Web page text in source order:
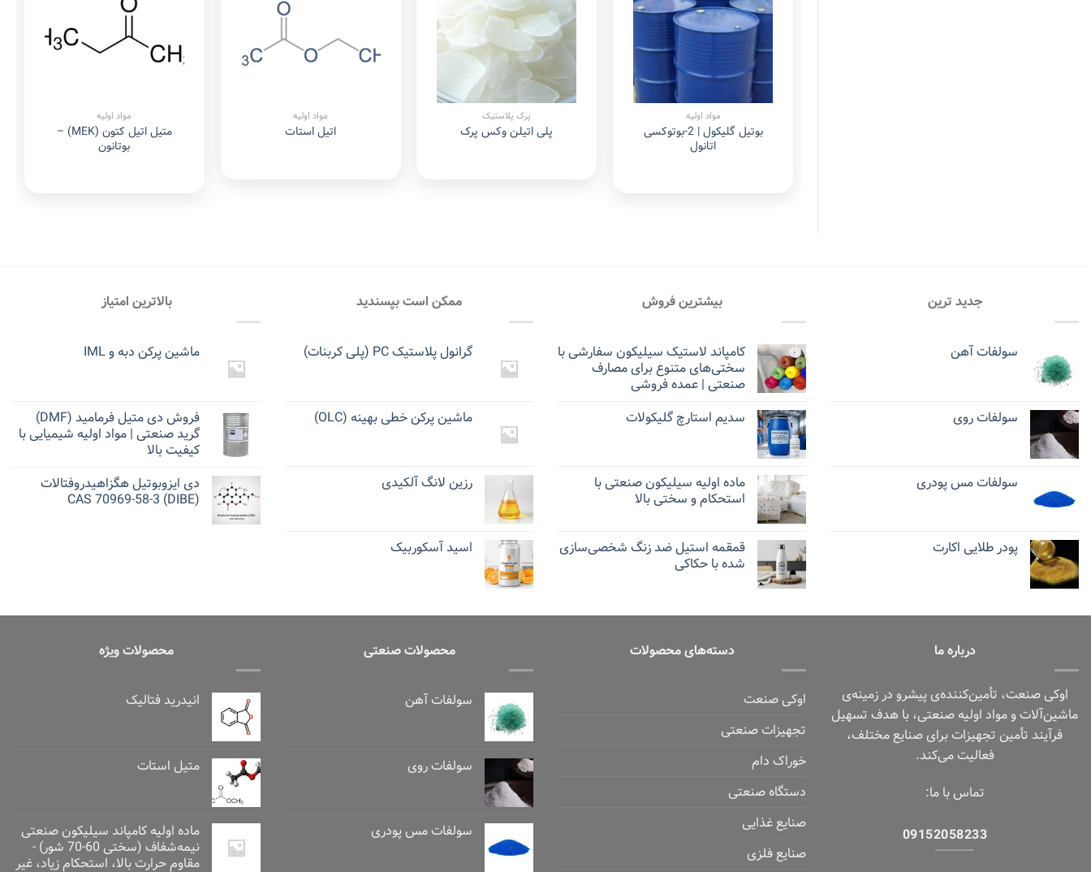
Add to
wishlist
مواد اولیه
بوتیل گلیکول | 2-بوتوکسی
اتانول
wishlist
پرک پلاستیک
پلی اتیلن وکس پرک
مواد اولیه
اتیل استات
مواد اولیه
متیل اتیل کتون (MEK) –
بوتانون
جدید ترین
سولفات آهن
سولفات روی
سولفات مس پودری
پودر طلایی اکارت
بیشترین فروش
کامپاند لاستیک سیلیکون سفارشی با
سختی‌های متنوع برای مصارف
صنعتی | عمده فروشی
سدیم استارچ گلیکولات
ماده اولیه سیلیکون صنعتی با
استحکام و سختی بالا
قمقمه استیل ضد زنگ شخصی‌سازی
شده با حکاکی
ممکن است بپسندید
گرانول پلاستیک PC (پلی کربنات)
ماشین پرکن خطی بهینه (OLC)
رزین لانگ آلکیدی
اسید آسکوربیک
بالاترین امتیاز
ماشین پرکن دبه و IML
فروش دی متیل فرمامید (DMF)
گرید صنعتی | مواد اولیه شیمیایی با
کیفیت بالا
دی ایزوبوتیل هگزاهیدروفتالات
(DIBE) CAS 70969-58-3
درباره ما
اوکی صنعت، تأمین‌کننده‌ی پیشرو در زمینه‌ی
ماشین‌آلات و مواد اولیه صنعتی، با هدف تسهیل
فرآیند تأمین تجهیزات برای صنایع مختلف،
فعالیت می‌کند.
تماس با ما:
09152058233
دسته‌های محصولات
اوکی صنعت
تجهیزات صنعتی
خوراک دام
دستگاه صنعتی
صنایع غذایی
صنایع فلزی
محصولات صنعتی
سولفات آهن
سولفات روی
سولفات مس پودری
محصولات ویژه
انیدرید فتالیک
متیل استات
ماده اولیه کامپاند سیلیکون صنعتی
نیمه‌شفاف (سختی 60-70 شور) -
مقاوم حرارت بالا، استحکام زیاد، غیر